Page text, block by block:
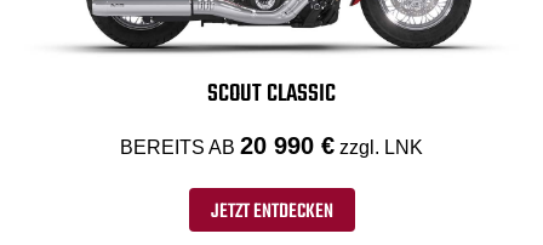
SCOUT CLASSIC
BEREITS AB 20 990 € zzgl. LNK
JETZT ENTDECKEN